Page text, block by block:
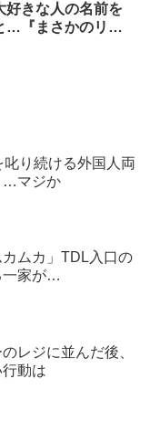
好きな人の名前を
…『まさかのリア
り続ける外国人両
…マジか
カムカ」TDL入口の
一家が…
レジに並んだ後、
動は